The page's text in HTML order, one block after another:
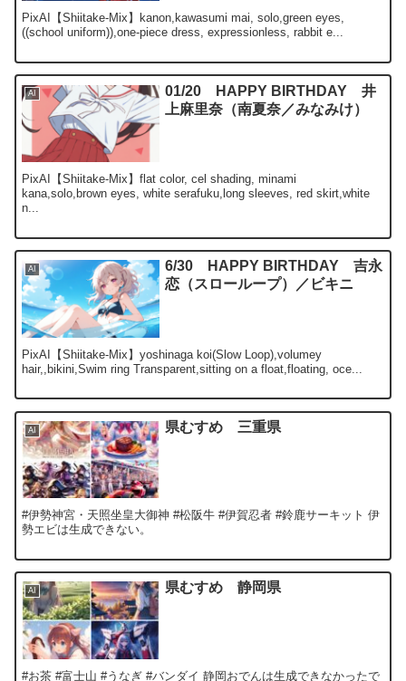
PixAI【Shiitake-Mix】kanon,kawasumi mai, solo,green eyes,
((school uniform)),one-piece dress, expressionless, rabbit e...
AI
01/20 HAPPY BIRTHDAY 井
上麻里奈（南夏奈／みなみけ）
PixAI【Shiitake-Mix】flat color, cel shading, minami
kana,solo,brown eyes, white serafuku,long sleeves, red skirt,white
n...
AI
6/30 HAPPY BIRTHDAY 吉永
恋（スローループ）／ビキニ
PixAI【Shiitake-Mix】yoshinaga koi(Slow Loop),volumey
hair,,bikini,Swim ring Transparent,sitting on a float,floating, oce...
AI 県むすめ 三重県
#伊勢神宮・天照坐皇大御神 #松阪牛 #伊賀忍者 #鈴鹿サーキット 伊
勢エビは生成できない。
AI 県むすめ 静岡県
#お茶 #富士山 #うなぎ #バンダイ 静岡おでんは生成できなかったで